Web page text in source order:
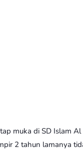
muka di SD Islam
2 tahun lamanya